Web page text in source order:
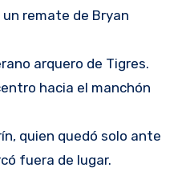
un remate de Bryan
arquero de Tigres.
hacia el manchón
quien quedó solo ante
fuera de lugar.